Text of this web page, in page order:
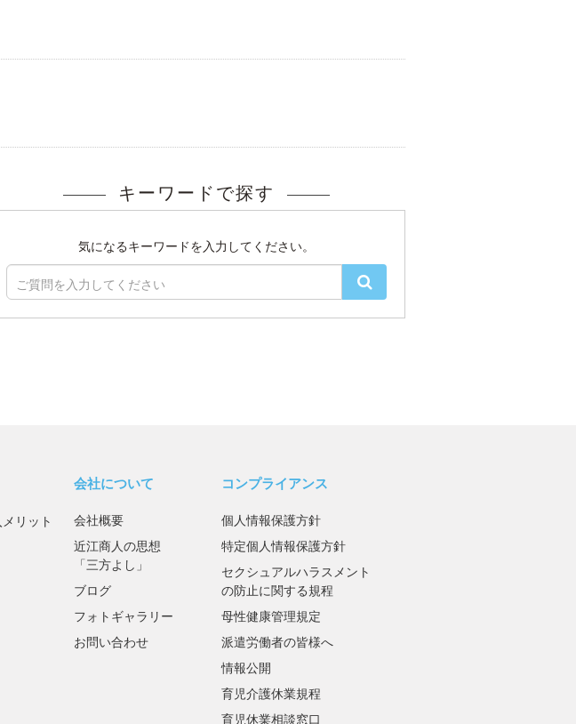
キーワードで探す
気になるキーワードを入力してください。
リット
会社について
会社概要
近江商人の思想
「三方よし」
ブログ
フォトギャラリー
お問い合わせ
コンプライアンス
個人情報保護方針
特定個人情報保護方針
セクシュアルハラスメント
の防止に関する規程
母性健康管理規定
派遣労働者の皆様へ
情報公開
育児介護休業規程
育児休業相談窓口